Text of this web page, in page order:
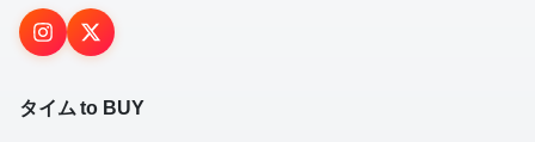
タイム to BUY